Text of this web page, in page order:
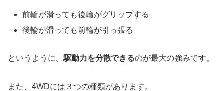
前輪が滑っても後輪がグリップする
後輪が滑っても前輪が引っ張る
というように、 駆動力を分散できるのが最大の強みです。
また、4WDには３つの種類があります。